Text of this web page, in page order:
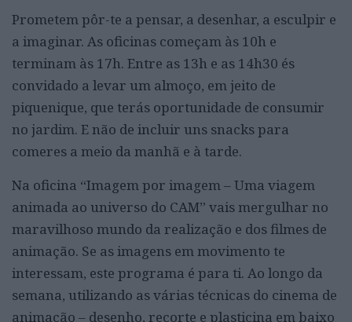
Prometem pôr-te a pensar, a desenhar, a esculpir e
a imaginar. As oficinas começam às 10h e
terminam às 17h. Entre as 13h e as 14h30 és
convidado a levar um almoço, em jeito de
piquenique, que terás oportunidade de consumir
no jardim. E não de incluir uns snacks para
comeres a meio da manhã e à tarde.
Na oficina “Imagem por imagem – Uma viagem
animada ao universo do CAM” vais mergulhar no
maravilhoso mundo da realização e dos filmes de
animação. Se as imagens em movimento te
interessam, este programa é para ti. Ao longo da
semana, utilizando as várias técnicas do cinema de
animação – desenho, recorte e plasticina em baixo